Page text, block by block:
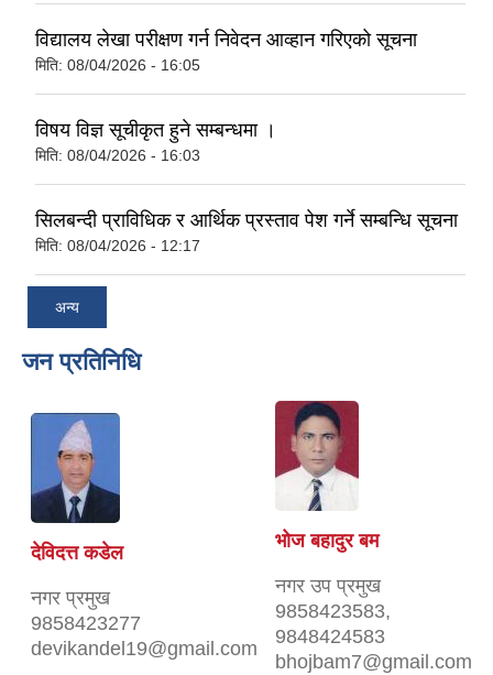
विद्यालय लेखा परीक्षण गर्न निवेदन आव्हान गरिएको सूचना
मिति: 08/04/2026 - 16:05
विषय विज्ञ सूचीकृत हुने सम्बन्धमा ।
मिति: 08/04/2026 - 16:03
सिलबन्दी प्राविधिक र आर्थिक प्रस्ताव पेश गर्ने सम्बन्धि सूचना
मिति: 08/04/2026 - 12:17
अन्य
जन प्रतिनिधि
देविदत्त कडेल
नगर प्रमुख
9858423277
devikandel19@gmail.com
भोज बहादुर बम
नगर उप प्रमुख
9858423583,
9848424583
bhojbam7@gmail.com